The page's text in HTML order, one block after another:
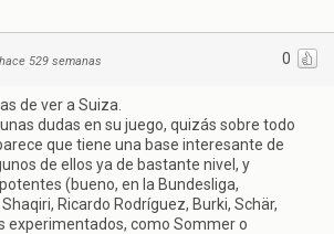
0
hace 529 semanas
de ver a Suiza.
dudas en su juego, quizás sobre todo
que tiene una base interesante de
de ellos ya de bastante nivel, y
(bueno, en la Bundesliga,
Ricardo Rodríguez, Burki, Schär,
experimentados, como Sommer o